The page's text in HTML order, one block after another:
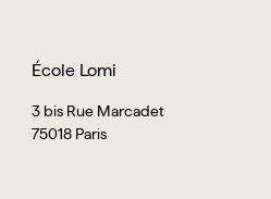
École Lomi
3 bis Rue Marcadet
75018 Paris